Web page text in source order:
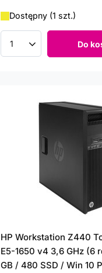
Dostępny (1 szt.)
Ilość produktów Do
HP Workstation Z440
E5-1650 v4 3,6 GHz (6
GB / 480 SSD / Win 10